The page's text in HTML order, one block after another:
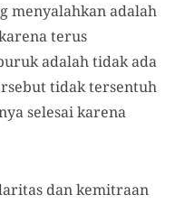
menyalahkan adalah
terus
adalah tidak ada
tidak tersentuh
selesai karena
dan kemitraan